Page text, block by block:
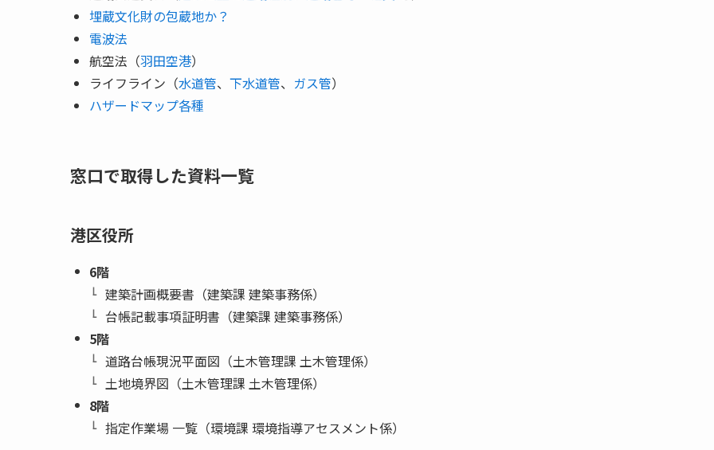
埋蔵文化財の包蔵地か？
電波法
航空法（羽田空港）
ライフライン（水道管、 下水道管、 ガス管）
ハザードマップ各種
窓口で取得した資料一覧
港区役所
6階
建築計画概要書（建築課 建築事務係）
台帳記載事項証明書（建築課 建築事務係）
5階
道路台帳現況平面図（土木管理課 土木管理係）
土地境界図（土木管理課 土木管理係）
8階
指定作業場 一覧（環境課 環境指導アセスメント係）